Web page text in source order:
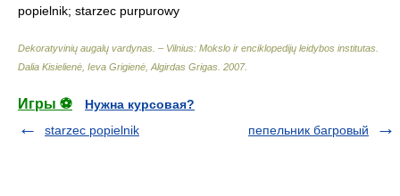
popielnik; starzec purpurowy
Dekoratyvinių augalų vardynas. – Vilnius: Mokslo ir enciklopedijų leidybos institutas
Dalia Kisielienė, Ieva Grigienė, Algirdas Grigas 2007.
Игры ⚽
Нужна курсовая?
starzec popielnik
пепельник багровый